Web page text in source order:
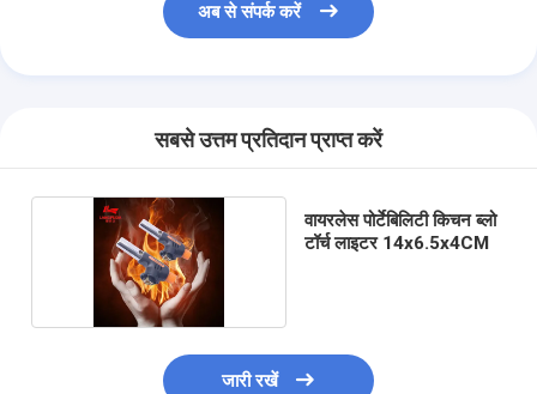
अब से संपर्क करें
सबसे उत्तम प्रतिदान प्राप्त करें
वायरलेस पोर्टेबिलिटी किचन ब्लो
टॉर्च लाइटर 14x6.5x4CM
जारी रखें